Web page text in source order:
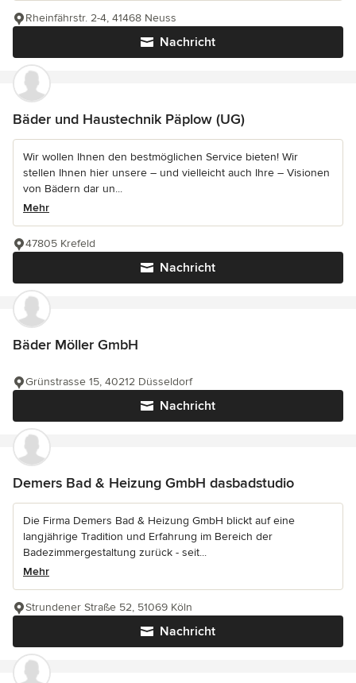
Nachricht
Rheinfährstr. 2-4, 41468 Neuss
Bäder und Haustechnik Päplow (UG)
Wir wollen Ihnen den bestmöglichen Service bieten! Wir
stellen Ihnen hier unsere – und vielleicht auch Ihre – Visionen
von Bädern dar un...
Mehr
Nachricht
47805 Krefeld
Bäder Möller GmbH
Nachricht
Grünstrasse 15, 40212 Düsseldorf
Demers Bad & Heizung GmbH dasbadstudio
Die Firma Demers Bad & Heizung GmbH blickt auf eine
langjährige Tradition und Erfahrung im Bereich der
Badezimmergestaltung zurück - seit...
Mehr
Nachricht
Strundener Straße 52, 51069 Köln